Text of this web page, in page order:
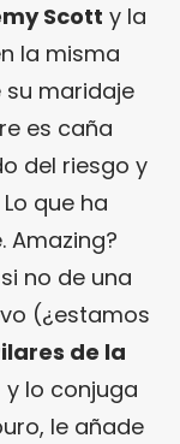
Scott y la
la misma
su maridaje
es caña
del riesgo y
que ha
Amazing?
no de una
(¿estamos
de la
y lo conjuga
le añade